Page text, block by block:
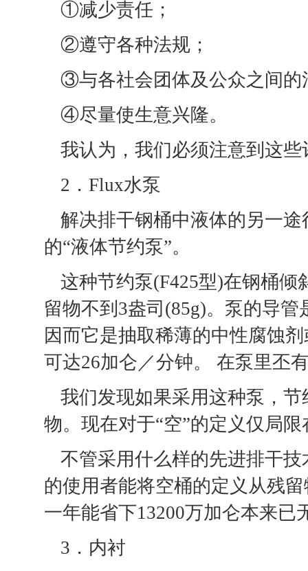
①减少责任；
②遵守各种法规；
③与各社会团体及公众之间的
④尽量使生意兴隆。
我认为，我们必须注意到这些
2．Flux水泵
解决排干钢桶中液体的另一
的“液体节约泵”。
这种节约泵(F425型)在钢桶
留物不到3盎司(85g)。泵的导
因而它是抽取稀薄的中性腐蚀
可达26加仑／分钟。 在泵里丕
我们发现如果采用这种泵，
物。现在对于“空”的定义仅局
不管采用什么样的先进排干
的使用者能将空桶的定义从残
一年能省下13200万加仑本来已
3．内衬